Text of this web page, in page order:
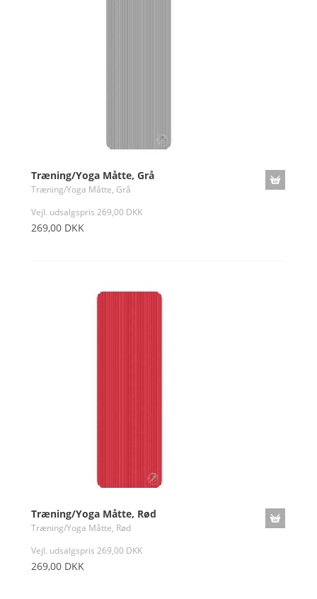
Træning/Yoga Måtte, Grå
Træning/Yoga Måtte, Grå
Vejl. udsalgspris 269,00 DKK
269,00 DKK
Træning/Yoga Måtte, Rød
Træning/Yoga Måtte, Rød
Vejl. udsalgspris 269,00 DKK
269,00 DKK